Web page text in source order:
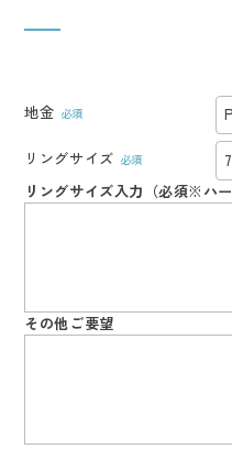
地金
リングサイズ
リングサイズ入力（必須※ハ
その他ご要望